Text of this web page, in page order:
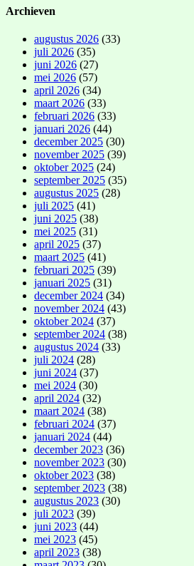
Archieven
augustus 2026 (33)
juli 2026 (35)
juni 2026 (27)
mei 2026 (57)
april 2026 (34)
maart 2026 (33)
februari 2026 (33)
januari 2026 (44)
december 2025 (30)
november 2025 (39)
oktober 2025 (24)
september 2025 (35)
augustus 2025 (28)
juli 2025 (41)
juni 2025 (38)
mei 2025 (31)
april 2025 (37)
maart 2025 (41)
februari 2025 (39)
januari 2025 (31)
december 2024 (34)
november 2024 (43)
oktober 2024 (37)
september 2024 (38)
augustus 2024 (33)
juli 2024 (28)
juni 2024 (37)
mei 2024 (30)
april 2024 (32)
maart 2024 (38)
februari 2024 (37)
januari 2024 (44)
december 2023 (36)
november 2023 (30)
oktober 2023 (38)
september 2023 (38)
augustus 2023 (30)
juli 2023 (39)
juni 2023 (44)
mei 2023 (45)
april 2023 (38)